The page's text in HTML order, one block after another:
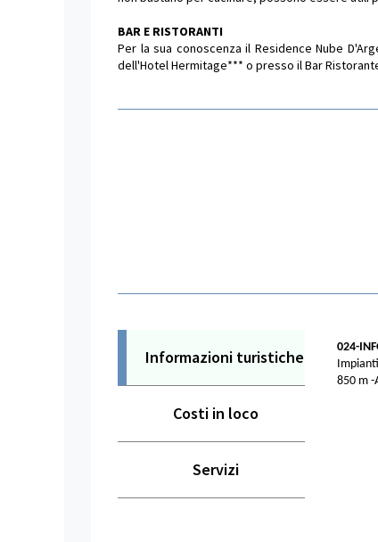
BAR E RISTORANTI
Per la sua conoscenza il Residence Nube
dell'Hotel Hermitage*** o presso il Bar
Informazioni turistiche
Costi in loco
Servizi
024-
850 m -